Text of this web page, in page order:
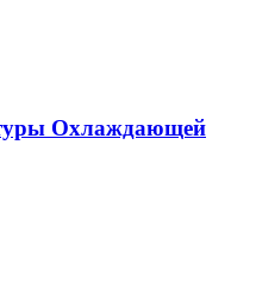
Охлаждающей